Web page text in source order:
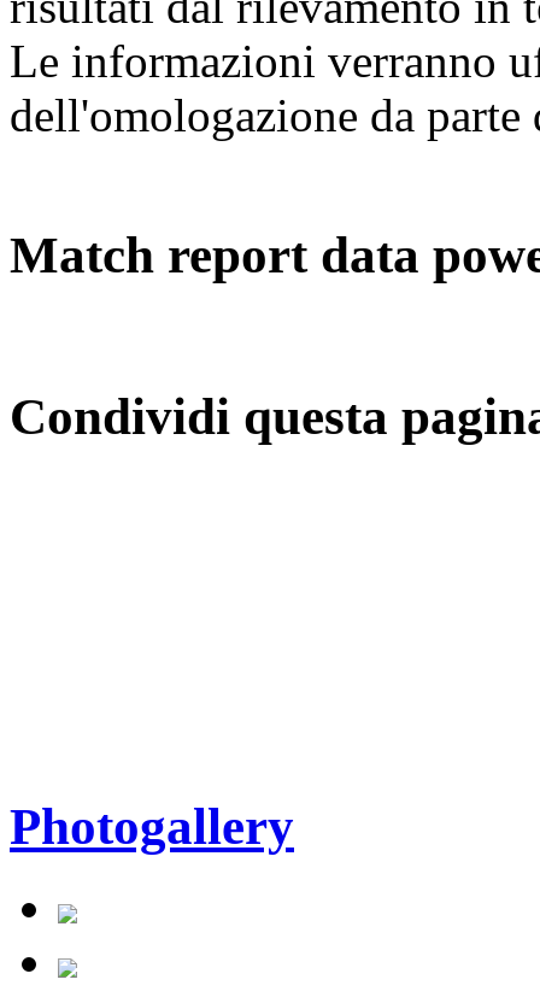
Le informazioni verranno
dell'omologazione da
Match report data
Condividi questa
Photogallery